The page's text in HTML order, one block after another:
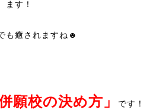
ます！
も癒されますね☻
併願校の決め方」 です！